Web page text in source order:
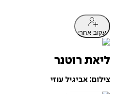
עקוב אחרי
ליאת רוטנר
צילום: אביגיל עוזי